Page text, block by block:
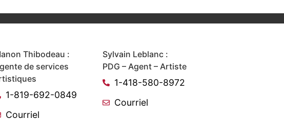
Thibodeau :
de services
1-819-692-0849
Courriel
Sylvain Leblanc :
PDG – Agent – Artiste
1-418-580-8972
Courriel